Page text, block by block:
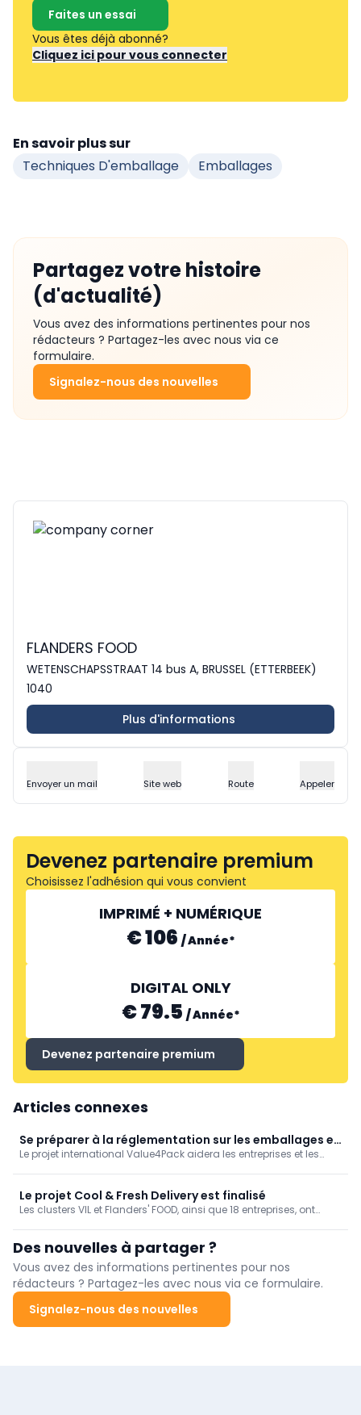
Faites un essai
Vous êtes déjà abonné?
Cliquez ici pour vous connecter
En savoir plus sur
Techniques D'emballage
Emballages
Partagez votre histoire
(d'actualité)
Vous avez des informations pertinentes pour nos
rédacteurs ? Partagez-les avec nous via ce
formulaire.
Signalez-nous des nouvelles
FLANDERS FOOD
WETENSCHAPSSTRAAT 14 bus A, BRUSSEL (ETTERBEEK)
1040
Plus d'informations
Envoyer un mail Site web Route Appeler
Devenez partenaire premium
Choisissez l'adhésion qui vous convient
IMPRIMÉ + NUMÉRIQUE
€ 106 /Année*
DIGITAL ONLY
€ 79.5 /Année*
Devenez partenaire premium
Articles connexes
Se préparer à la réglementation sur les emballages et
les déchets d'emballages (PPWR) avec l'aide de
Value4Pack
Le projet international Value4Pack aidera les entreprises et les
rôle de soutien dans ce projet.
Le projet Cool & Fresh Delivery est finalisé
Les clusters VIL et Flanders' FOOD, ainsi que 18 entreprises, ont
ligne d'aliments frais.
Des nouvelles à partager ?
Vous avez des informations pertinentes pour nos
rédacteurs ? Partagez-les avec nous via ce formulaire.
Signalez-nous des nouvelles